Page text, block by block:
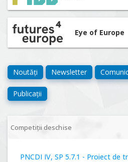
Eye of Europe
Noutăți Newsletter
Publicații
Competiții deschise
PNCDI IV, SP 5.7.1 - Proiect de